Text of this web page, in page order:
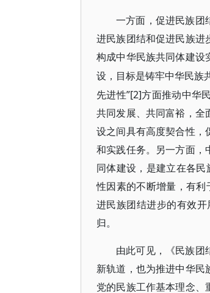
一方面，促进民族团
进民族团结和促进民族进
构成中华民族共同体建设
设，目标是铸牢中华民族
先进性”[2]方面推动中华
共同发展、共同富裕，全
设之间具有高度契合性，
和实践任务。另一方面，
同体建设，是建立在各
性因素的不断增量，有
进民族团结进步的有效
归。
由此可见，《民族团
新轨道，也为推进中华民
党的民族工作基本理念、